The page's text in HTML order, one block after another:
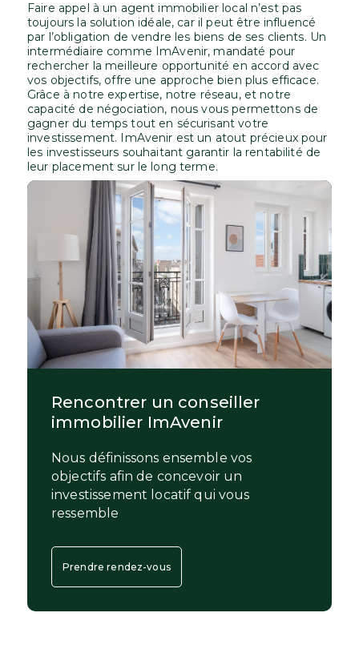
Faire appel à un agent immobilier local n’est pas
toujours la solution idéale, car il peut être influencé
par l’obligation de vendre les biens de ses clients. Un
intermédiaire comme ImAvenir, mandaté pour
rechercher la meilleure opportunité en accord avec
vos objectifs, offre une approche bien plus efficace.
Grâce à notre expertise, notre réseau, et notre
capacité de négociation, nous vous permettons de
gagner du temps tout en sécurisant votre
investissement. ImAvenir est un atout précieux pour
les investisseurs souhaitant garantir la rentabilité de
leur placement sur le long terme.
Rencontrer un conseiller
immobilier ImAvenir
Nous définissons ensemble vos
objectifs afin de concevoir un
investissement locatif qui vous
ressemble
Prendre rendez-vous